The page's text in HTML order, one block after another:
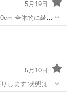
5月19日
だける方のみ。
5月10日
状態は綺